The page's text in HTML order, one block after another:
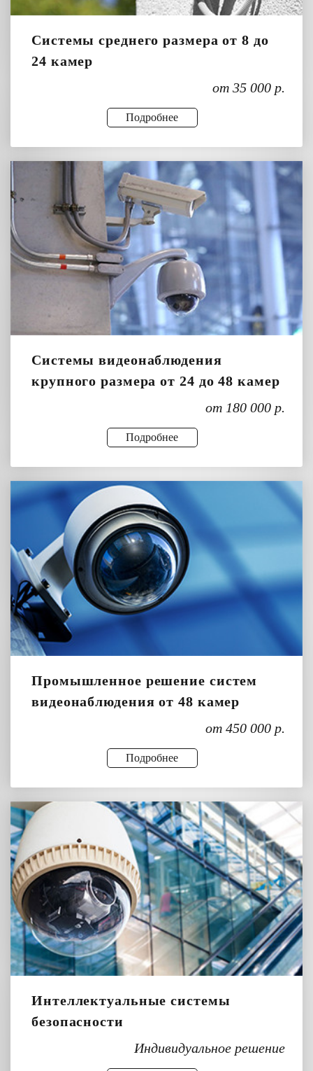
Системы среднего размера от 8 до
24 камер
от 35 000 р.
Подробнее
Системы видеонаблюдения
крупного размера от 24 до 48 камер
от 180 000 р.
Подробнее
Промышленное решение систем
видеонаблюдения от 48 камер
от 450 000 р.
Подробнее
Интеллектуальные системы
безопасности
Индивидуальное решение